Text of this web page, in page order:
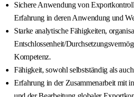
Sichere Anwendung von
Erfahrung in deren Anwendung und
Starke analytische Fähigkeiten,
Entschlossenheit/
Kompetenz.
Fähigkeit, sowohl selbstständig als
Erfahrung in der Zusammenarbeit mit